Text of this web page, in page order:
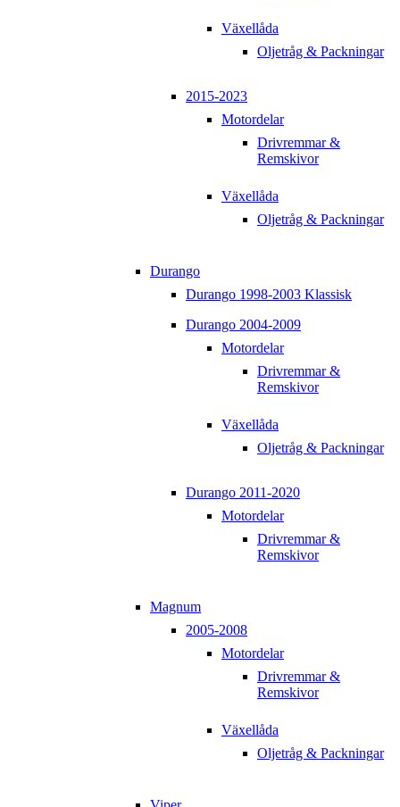
Växellåda
Oljetråg & Packningar
2015-2023
Motordelar
Drivremmar &
Remskivor
Växellåda
Oljetråg & Packningar
Durango
Durango 1998-2003 Klassisk
Durango 2004-2009
Motordelar
Drivremmar &
Remskivor
Växellåda
Oljetråg & Packningar
Durango 2011-2020
Motordelar
Drivremmar &
Remskivor
Magnum
2005-2008
Motordelar
Drivremmar &
Remskivor
Växellåda
Oljetråg & Packningar